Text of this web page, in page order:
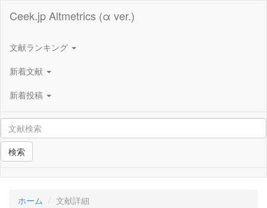
Ceek.jp Altmetrics (α ver.)
文献ランキング
新着文献
新着投稿
検索
ホーム 文献詳細